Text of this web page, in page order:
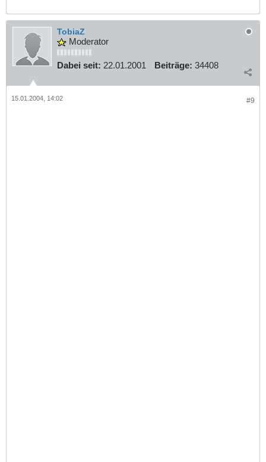
TobiaZ
Moderator
Dabei seit: 22.01.2001 Beiträge: 34408
#9
15.01.2004, 14:02